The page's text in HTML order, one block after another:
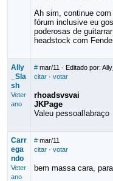
Ah sim, continue
fórum inclusive eu
poderosas de
headstock com
Ally
_Sla
sh
Veter
ano
# mar/11 · Editado por:
citar· votar
rhoadsvsvai
JKPage
Valeu pessoal!abraço
Carr
ega
ndo
Veter
ano
# mar/11
citar· votar
bem massa cara,